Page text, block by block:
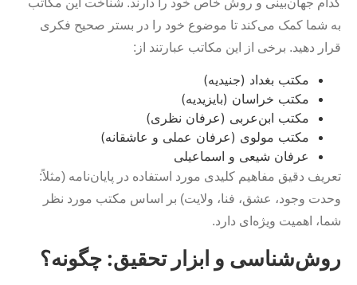
کدام جهان‌بینی و روش خاص خود را دارند. شناخت این مکاتب
به شما کمک می‌کند تا موضوع خود را در بستر صحیح فکری
قرار دهید. برخی از این مکاتب عبارتند از:
مکتب بغداد (جنیدیه)
مکتب خراسان (بایزیدیه)
مکتب ابن‌عربی (عرفان نظری)
مکتب مولوی (عرفان عملی و عاشقانه)
عرفان شیعی و اسماعیلی
تعریف دقیق مفاهیم کلیدی مورد استفاده در پایان‌نامه (مثلاً:
وحدت وجود، عشق، فنا، ولایت) بر اساس مکتب مورد نظر
شما، اهمیت ویژه‌ای دارد.
روش‌شناسی و ابزار تحقیق: چگونه؟